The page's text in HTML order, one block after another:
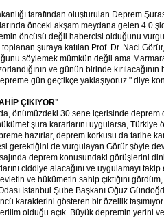
tarafından oluşturulan Deprem
önceki akşam meydana gelen 4.0
öncüsü değil habercisi olduğunu
şuraya katılan Prof. Dr. Naci
söylemek mümkün değil ama
ve günün birinde
gün geçtikçe yaklaşıyoruz " diye
ÇIKIYOR"
önümüzdeki 30 sene içerisinde deprem
şura kararlarını uygularsa, Türkiye
hazırlar, deprem korkusu da tarihe
gerektiğini de vurgulayan Görür şöyle
deprem konusundaki görüşlerini
ciddiye alacağını ve uygulamayı
ve hükümetin sahip çıktığını
İstanbul Şube Başkanı Oğuz
karakterini gösteren bir özellik
olduğu açık. Büyük depremin yerini